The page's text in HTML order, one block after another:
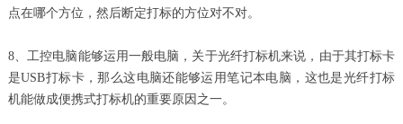
点在哪个方位，然后断定打标的方位对不对。
8、工控电脑能够运用一般电脑，关于光纤打标机来说，由于其打标卡
是USB打标卡，那么这电脑还能够运用笔记本电脑，这也是光纤打标
机能做成便携式打标机的重要原因之一。